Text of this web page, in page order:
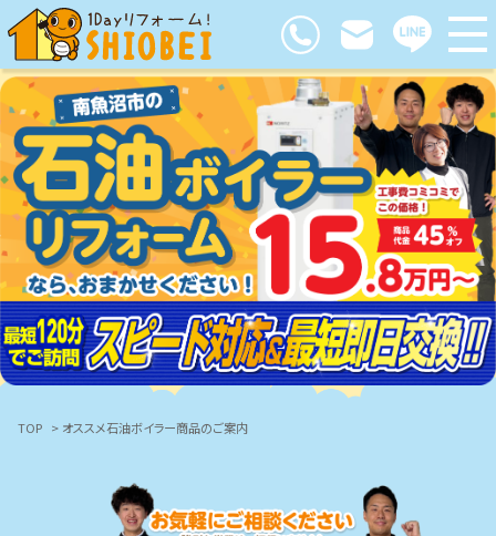
TOP > オススメ石油ボイラー商品のご案内